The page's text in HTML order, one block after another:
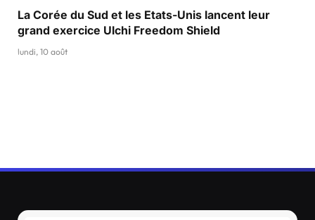
La Corée du Sud et les Etats-Unis lancent leur
grand exercice Ulchi Freedom Shield
lundi, 10 août